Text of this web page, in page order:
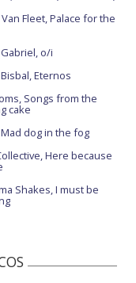
Fleet, Palace for the
o/i
Eternos
Songs from the
cake
dog in the fog
Here because
Shakes, I must be